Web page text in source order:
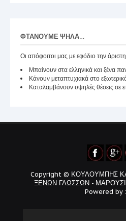
ΦΤΆΝΟΥΜΕ ΨΗΛΆ…
Οι απόφοιτοι μας με εφόδιο την
Μπαίνουν στα ελληνικά και ξένα
Κάνουν μεταπτυχιακά στο
Καταλαμβάνουν υψηλές θέσεις σε
Copyright © ΚΟΥΛΟΥΜΠΗΣ
ΞΕΝΩΝ ΓΛΩΣΣΩΝ -
Powered by